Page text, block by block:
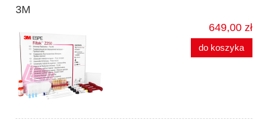
3M
649,00 zł
do koszyka